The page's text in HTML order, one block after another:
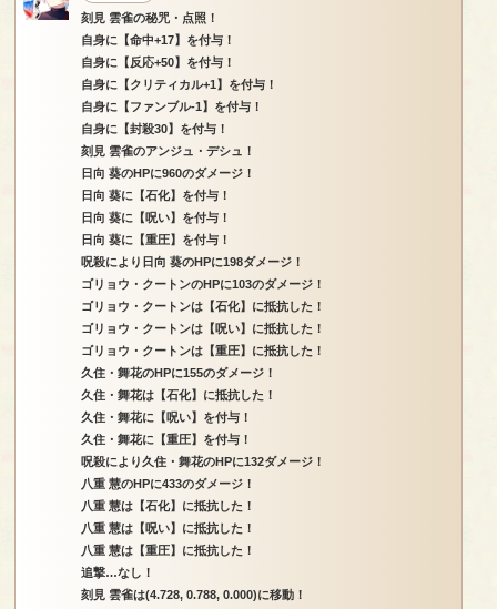
刻見 雲雀の秘咒・点照！
自身に【命中+17】を付与！
自身に【反応+50】を付与！
自身に【クリティカル+1】を付与！
自身に【ファンブル-1】を付与！
自身に【封殺30】を付与！
刻見 雲雀のアンジュ・デシュ！
日向 葵のHPに960のダメージ！
日向 葵に【石化】を付与！
日向 葵に【呪い】を付与！
日向 葵に【重圧】を付与！
呪殺により日向 葵のHPに198ダメージ！
ゴリョウ・クートンのHPに103のダメージ！
ゴリョウ・クートンは【石化】に抵抗した！
ゴリョウ・クートンは【呪い】に抵抗した！
ゴリョウ・クートンは【重圧】に抵抗した！
久住・舞花のHPに155のダメージ！
久住・舞花は【石化】に抵抗した！
久住・舞花に【呪い】を付与！
久住・舞花に【重圧】を付与！
呪殺により久住・舞花のHPに132ダメージ！
八重 慧のHPに433のダメージ！
八重 慧は【石化】に抵抗した！
八重 慧は【呪い】に抵抗した！
八重 慧は【重圧】に抵抗した！
追撃…なし！
刻見 雲雀は(4.728, 0.788, 0.000)に移動！